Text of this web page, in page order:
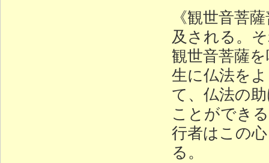
《観世音菩
及される。
観世音菩薩
生に仏法を
て、仏法の
ことができ
行者はこの
る。